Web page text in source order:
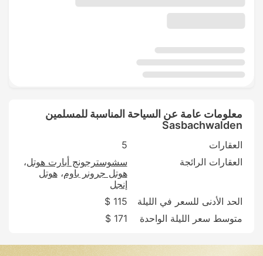
معلومات عامة عن السياحة المناسبة للمسلمين
Sasbachwalden
العقارات
5
العقارات الرائجة
سشوسترجونج أبارت هوتل
هوتل جرونر باوم هوتل
إنجل
الحد الأدنى للسعر في الليلة
115 $
متوسط سعر الليلة الواحدة
171 $